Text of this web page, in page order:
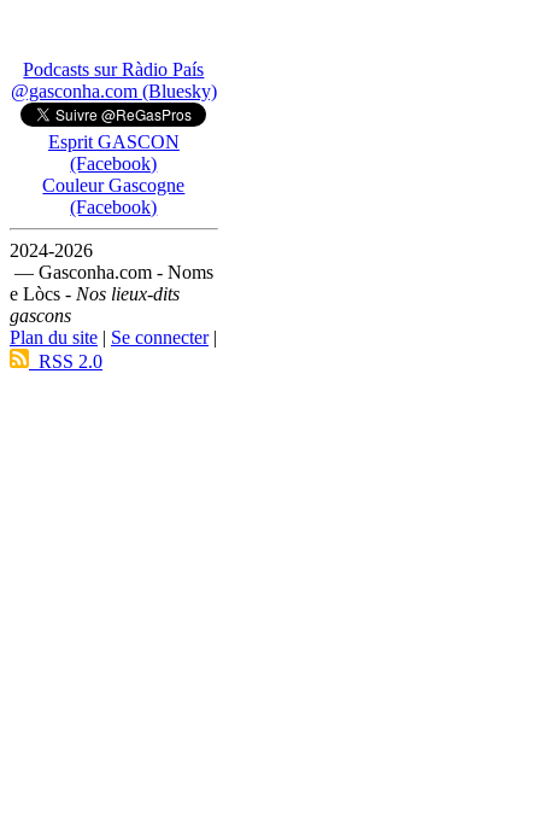
Podcasts sur Ràdio País
@gasconha.com (Bluesky)
Esprit GASCON
(Facebook)
Couleur Gascogne
(Facebook)
2024-2026
— Gasconha.com - Noms
e Lòcs - Nos lieux-dits
gascons
Plan du site | Se connecter|
RSS 2.0